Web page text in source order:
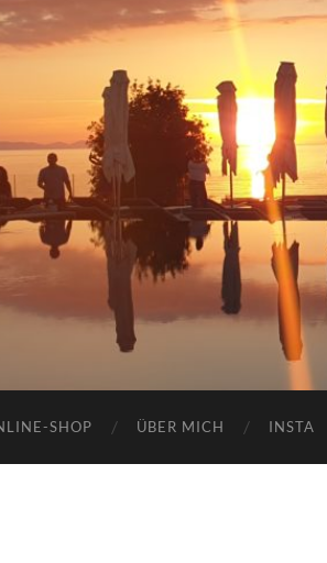
SHOP ÜBER MICH INSTA